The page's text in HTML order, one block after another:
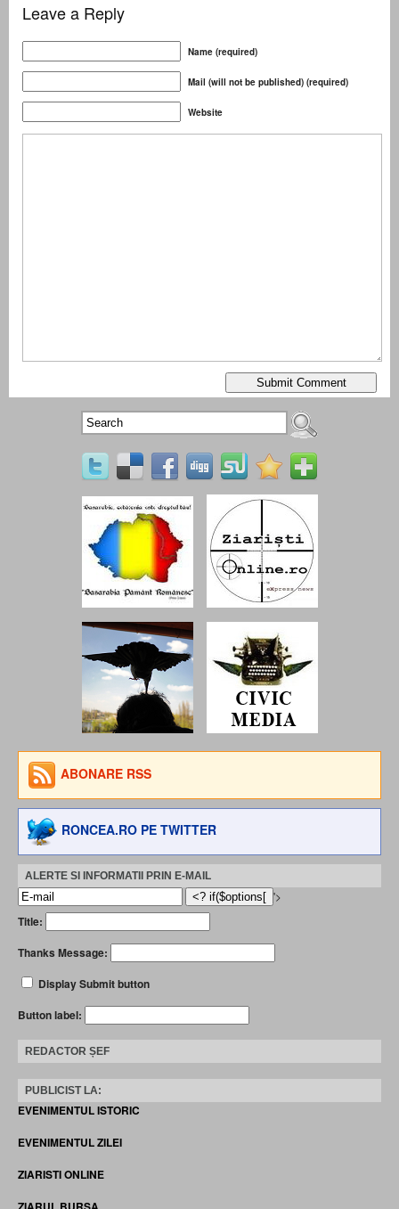
Leave a Reply
Name (required)
Mail (will not be published) (required)
Website
ABONARE RSS
RONCEA.RO PE TWITTER
ALERTE SI INFORMATII PRIN E-MAIL
'>
Title:
Thanks Message:
Display Submit button
Button label:
REDACTOR ȘEF
PUBLICIST LA:
EVENIMENTUL ISTORIC
EVENIMENTUL ZILEI
ZIARISTI ONLINE